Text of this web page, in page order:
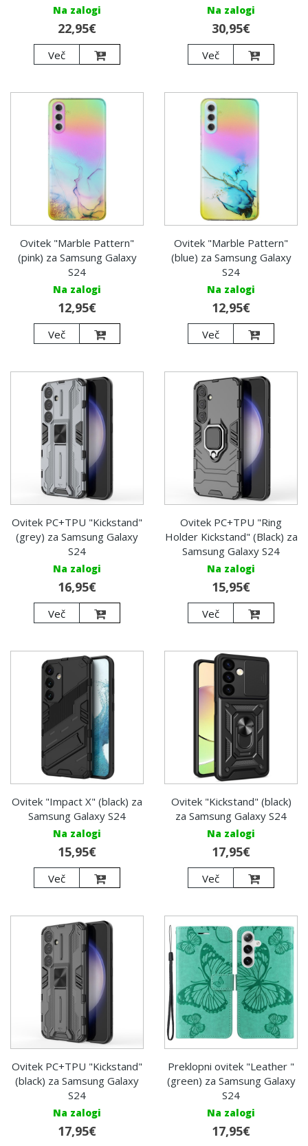
Na zalogi
22,95€
Več
Na zalogi
30,95€
Več
Ovitek "Marble Pattern"
(pink) za Samsung Galaxy
S24
Na zalogi
12,95€
Več
Ovitek "Marble Pattern"
(blue) za Samsung Galaxy
S24
Na zalogi
12,95€
Več
Ovitek PC+TPU "Kickstand"
(grey) za Samsung Galaxy
S24
Na zalogi
16,95€
Več
Ovitek PC+TPU "Ring
Holder Kickstand" (Black) za
Samsung Galaxy S24
Na zalogi
15,95€
Več
Ovitek "Impact X" (black) za
Samsung Galaxy S24
Na zalogi
15,95€
Več
Ovitek "Kickstand" (black)
za Samsung Galaxy S24
Na zalogi
17,95€
Več
Ovitek PC+TPU "Kickstand"
(black) za Samsung Galaxy
S24
Na zalogi
17,95€
Preklopni ovitek "Leather "
(green) za Samsung Galaxy
S24
Na zalogi
17,95€